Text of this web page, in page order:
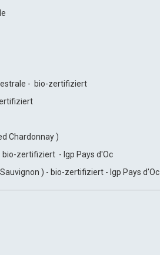
- bio-zertifiziert
Chardonnay )
bio-zertifiziert - Igp Pays d'Oc
) - bio-zertifiziert - Igp Pays d'Oc